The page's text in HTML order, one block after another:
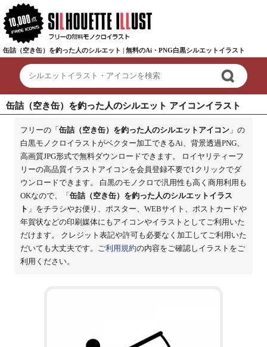
缶詰（空き缶）を釣った人のシルエット | 無料のAi・PNG白黒シルエットイラスト
缶詰（空き缶）を釣った人のシルエット アイコンイラスト
フリーの「 缶詰（空き缶）を釣った人のシルエットアイコン」の
白黒モノクロイラストがベクター加工できるAi、背景透過PNG、
高画質JPG形式で無料ダウンロードできます。 ロイヤリティーフ
リーの高品質イラストアイコンを会員登録不要で1クリックでダ
ウンロードできます。 白黒のモノクロで汎用性も高く商用利用も
OKなので、「 缶詰（空き缶）を釣った人のシルエットイラス
ト 」をチラシやお便り、ポスター、WEBサイト、ポストカードや
年賀状などの印刷媒体にもアイコンやイラストとしてご利用いた
だけます。 クレジット表記や許可も必要なく加工してご利用いた
だいても大丈夫です。 ご利用規約の内容をご確認しイラストをご
利用ください。